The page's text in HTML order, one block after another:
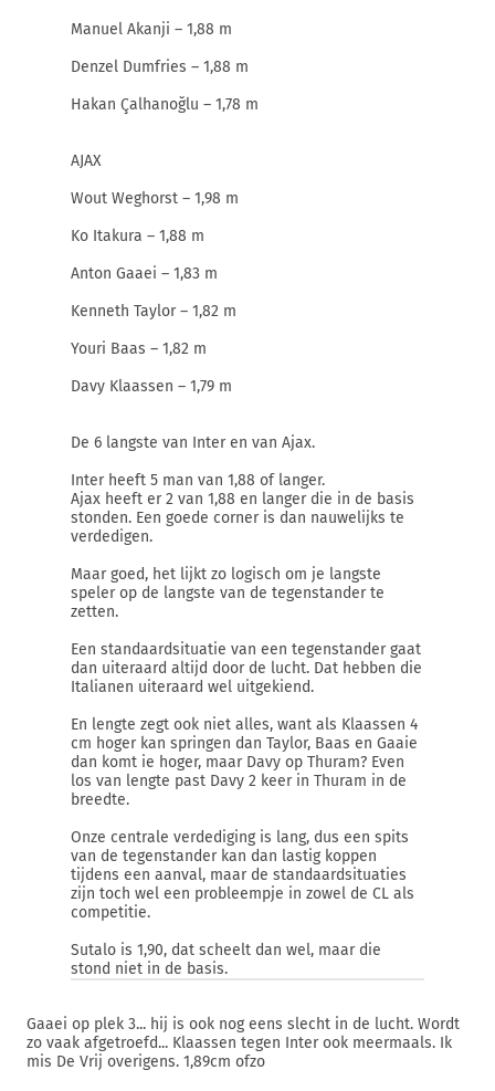
Manuel Akanji – 1,88 m
Denzel Dumfries – 1,88 m
Hakan Çalhanoğlu – 1,78 m
AJAX
Wout Weghorst – 1,98 m
Ko Itakura – 1,88 m
Anton Gaaei – 1,83 m
Kenneth Taylor – 1,82 m
Youri Baas – 1,82 m
Davy Klaassen – 1,79 m
De 6 langste van Inter en van Ajax.
Inter heeft 5 man van 1,88 of langer.
Ajax heeft er 2 van 1,88 en langer die in de basis
stonden. Een goede corner is dan nauwelijks te
verdedigen.
Maar goed, het lijkt zo logisch om je langste
speler op de langste van de tegenstander te
zetten.
Een standaardsituatie van een tegenstander gaat
dan uiteraard altijd door de lucht. Dat hebben die
Italianen uiteraard wel uitgekiend.
En lengte zegt ook niet alles, want als Klaassen 4
cm hoger kan springen dan Taylor, Baas en Gaaie
dan komt ie hoger, maar Davy op Thuram? Even
los van lengte past Davy 2 keer in Thuram in de
breedte.
Onze centrale verdediging is lang, dus een spits
van de tegenstander kan dan lastig koppen
tijdens een aanval, maar de standaardsituaties
zijn toch wel een probleempje in zowel de CL als
competitie.
Sutalo is 1,90, dat scheelt dan wel, maar die
stond niet in de basis.
Gaaei op plek 3... hij is ook nog eens slecht in de lucht. Wordt
zo vaak afgetroefd... Klaassen tegen Inter ook meermaals. Ik
mis De Vrij overigens. 1,89cm ofzo